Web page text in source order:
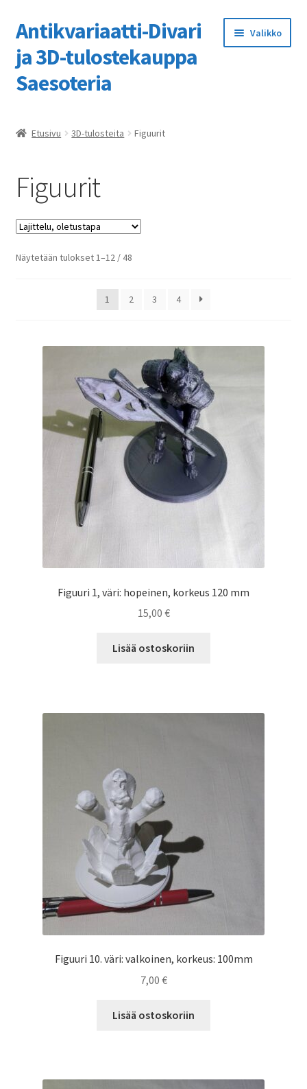
Siirry
navigointiin
Siirry
sisältöön
Antikvariaatti-Divari
ja 3D-tulostekauppa
Saesoteria
Valikko
Kassa
Kaupan ohje
Kauppa
Yhteystiedot
Etusivu 3D-tulosteita Figuurit
Figuurit
Näytetään tulokset 1–12 / 48
1 2 3 4
Figuuri 1, väri: hopeinen, korkeus 120 mm
15,00 €
Lisää ostoskoriin
Figuuri 10. väri: valkoinen, korkeus: 100mm
7,00 €
Lisää ostoskoriin